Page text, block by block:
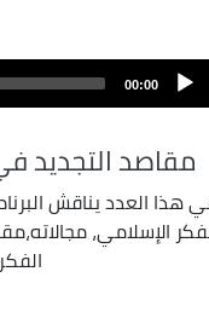
00:00
مقاصد التجديد
هذا العدد يناقش
الإسلامي،